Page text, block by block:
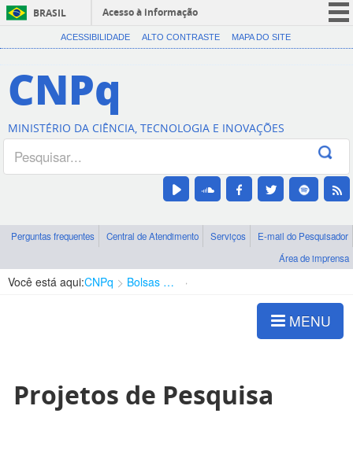
BRASIL
Acesso à informação
CORONAVÍRUS (COVID-19)
Canais
ACESSIBILIDADE ALTO CONTRASTE MAPA DO SITE
CNPq
MINISTÉRIO DA CIÊNCIA, TECNOLOGIA E INOVAÇÕES
Perguntas frequentes Central de Atendimento Serviços
E-mail do Pesquisador
Área de imprensa
Você está aqui:CNPq Bolsas e Auxílios Vigentes
MENU
Projetos de Pesquisa